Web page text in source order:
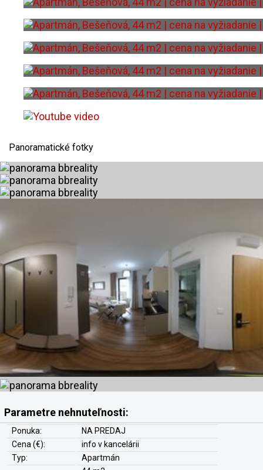
Panoramatické fotky
Parametre nehnuteľnosti:
Ponuka:
NA PREDAJ
Cena (€):
info v kancelárii
Typ:
Apartmán